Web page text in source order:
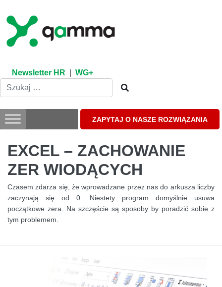
content
Newsletter HR WG+
ZAPYTAJ O NASZE ROZWIĄZANIA
EXCEL – ZACHOWANIE
ZER WIODĄCYCH
Czasem zdarza się, że wprowadzane przez nas do arkusza liczby
zaczynają się od 0. Niestety program domyślnie usuwa
początkowe zera. Na szczęście są sposoby by poradzić sobie z
tym problemem.